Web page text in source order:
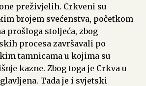
preživjelih. Crkveni su
brojem svećenstva, početkom
prošloga stoljeća, zbog
procesa završavali po
tamnicama u kojima su
kazne. Zbog toga je Crkva u
Tada je i svjetski